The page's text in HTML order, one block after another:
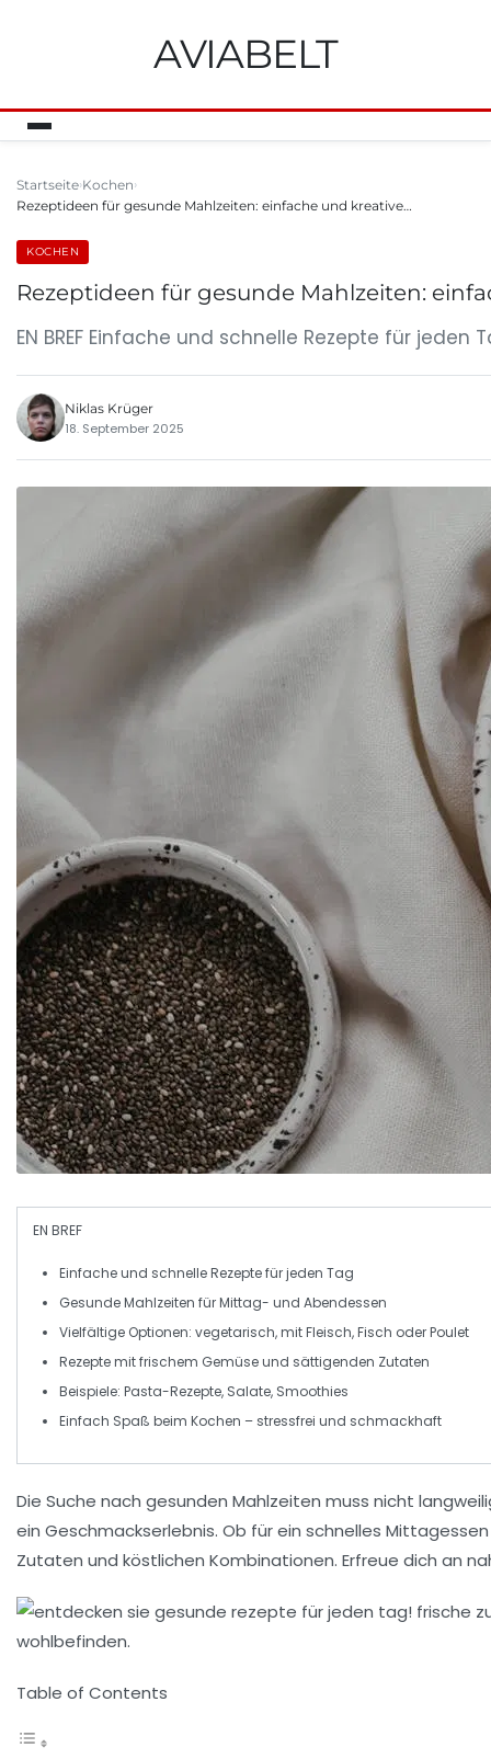
AVIABELT
Startseite Kochen
Rezeptideen für gesunde Mahlzeiten: einfache und kreative…
KOCHEN
Rezeptideen für gesunde Mahlzeiten:
EN BREF Einfache und schnelle Rezepte für
Niklas Krüger
18. September 2025
EN BREF
Einfacheund schnelle Rezeptefür jeden Tag
Gesunde Mahlzeiten fürMittag- und Abendessen
Vielfältige Optionen: vegetarisch, mitFleisch,Fisch oderPoulet
Rezepte mitfrischem Gemüseund sättigenden Zutaten
Beispiele: Pasta-Rezepte, Salate, Smoothies
Einfach Spaß beim Kochen – stressfrei und schmackhaft
Die Suche nach gesunden Mahlzeiten muss nicht
ein Geschmackserlebnis. Ob für ein schnelles
Zutaten und köstlichen Kombinationen. Erfreue dich an
Table of Contents